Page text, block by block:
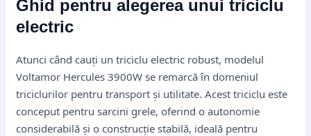
Ghid pentru alegerea unui triciclu
electric
Atunci când cauți un triciclu electric robust, modelul
Voltamor Hercules 3900W se remarcă în domeniul
triciclurilor pentru transport și utilitate. Acest triciclu este
conceput pentru sarcini grele, oferind o autonomie
considerabilă și o construcție stabilă, ideală pentru